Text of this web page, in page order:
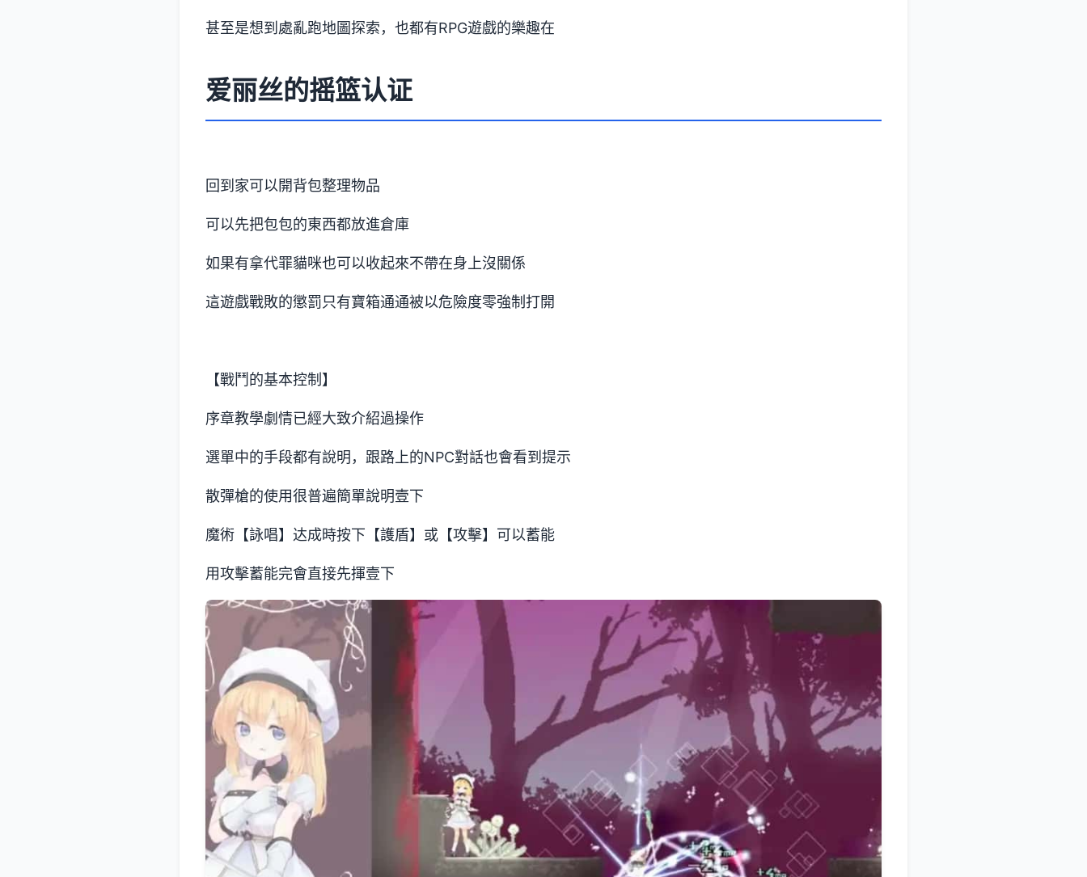
甚至是想到處亂跑地圖探索，也都有RPG遊戲的樂趣在
爱丽丝的摇篮认证
回到家可以開背包整理物品
可以先把包包的東西都放進倉庫
如果有拿代罪貓咪也可以收起來不帶在身上沒關係
這遊戲戰敗的懲罰只有寶箱通通被以危險度零強制打開
【戰鬥的基本控制】
序章教學劇情已經大致介紹過操作
選單中的手段都有說明，跟路上的NPC對話也會看到提示
散彈槍的使用很普遍簡單說明壹下
魔術【詠唱】达成時按下【護盾】或【攻擊】可以蓄能
用攻擊蓄能完會直接先揮壹下